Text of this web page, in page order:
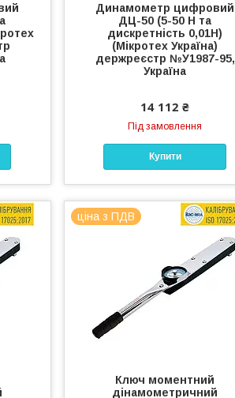
Динамометр цифровий
ДЦ-50 (5-50 Н та
дискретність 0,01Н)
(Мікротех Україна)
держреєстр №У1987-95,
Україна
14 112 ₴
Під замовлення
Купити
ціна з ПДВ
Ключ моментний
дінамометричний